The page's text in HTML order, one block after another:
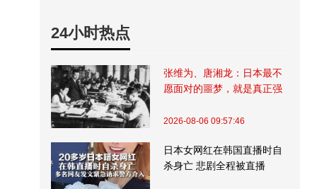
24小时热点
张维为、唐湘龙：日本最不
愿面对的噩梦，就是真正强
2026-08-06 09:57:46
日本女网红在韩国直播时自
杀身亡 悲剧全程被直播